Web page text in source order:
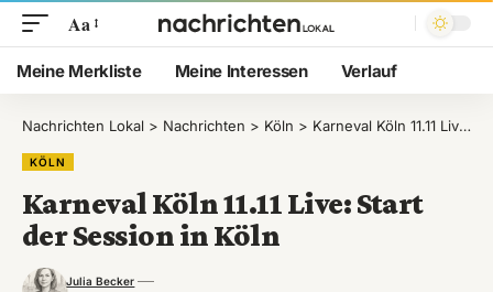
Aa
Meine Merkliste Meine Interessen Verlauf
Nachrichten Lokal > Nachrichten > Köln > Karneval Köln 11.11 Live: Start der Session in Köln
KÖLN
Karneval Köln 11.11 Live: Start
der Session in Köln
Julia Becker